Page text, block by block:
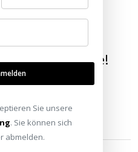
nach Hause!
Sie unsere
. Sie können sich
abmelden.